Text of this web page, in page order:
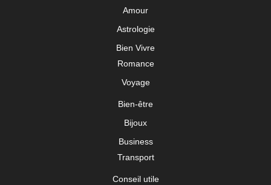
Amour
Astrologie
Bien Vivre
Romance
Voyage
Bien-être
Bijoux
Business
Transport
Conseil utile